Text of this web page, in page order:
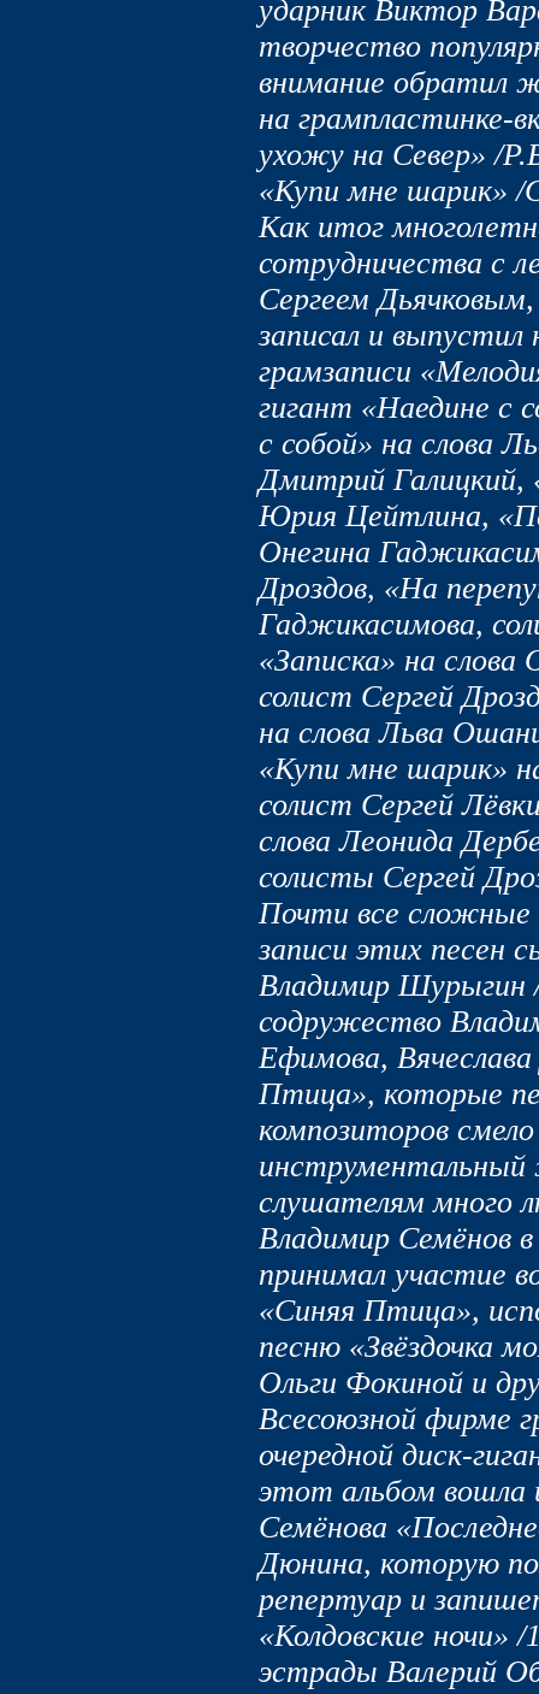
ударник Виктор
творчество
внимание обратил
на грампластинке-
ухожу на Север» /
«Купи мне шарик»
Как итог
сотрудничества с
Сергеем
записал и
грамзаписи
гигант «Наедине с
с собой» на слова
Дмитрий Галицкий,
Юрия Цейтлина,
Онегина
Дроздов, «На
Гаджикасимова,
«Записка» на
солист Сергей
на слова Льва
«Купи мне шарик»
солист Сергей
слова Леонида
солисты Сергей
Почти все
записи этих песен
Владимир Шурыгин
содружество
Ефимова,
Птица», которые
композиторов
инструментальный
слушателям много
Владимир Семёнов
принимал участие
«Синяя Птица»,
песню «Звёздочка
Ольги Фокиной и
Всесоюзной фирме
очередной диск-
этот альбом вошла
Семёнова
Дюнина, которую
репертуар и
«Колдовские ночи»
эстрады Валерий